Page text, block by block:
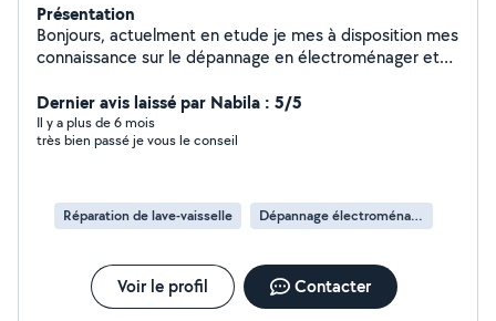
Présentation
Bonjours, actuelment en etude je mes à disposition mes
connaissance sur le dépannage en électroménager et
Dernier avis laissé par Nabila : 5/5
Il y a plus de 6 mois
très bien passé je vous le conseil
Réparation de lave-vaisselle Dépannage électroménager
Voir le profil Contacter